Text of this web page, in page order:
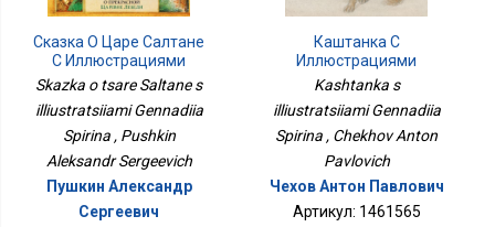
Сказка О Царе Салтане
С Иллюстрациями
Геннадия Спирина
Skazka o tsare Saltane s
illiustratsiiami Gennadiia
Spirina , Pushkin
Aleksandr Sergeevich
Пушкин Александр
Сергеевич
Каштанка С
Иллюстрациями
Геннадия Спирина
Kashtanka s
illiustratsiiami Gennadiia
Spirina , Chekhov Anton
Pavlovich
Чехов Антон Павлович
Артикул: 1461565